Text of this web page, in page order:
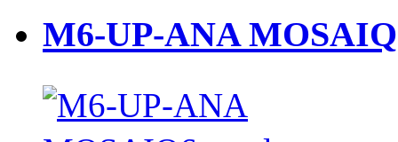
M6-UP-ANA